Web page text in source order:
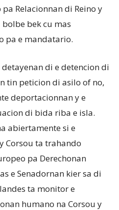
Relacionnan di Reino y
bek cu mas
pa e mandatario.
di e detencion di
tin peticion di asilo of no,
deportacionnan y e
di bida riba e isla.
abiertamente si e
Corsou ta trahando
pa Derechonan
e Senadornan kier sa di
ta monitor e
humano na Corsou y